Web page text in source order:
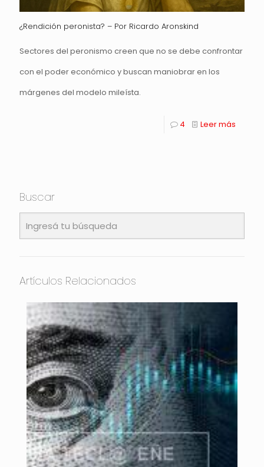
¿Rendición peronista? – Por Ricardo Aronskind
Sectores del peronismo creen que no se debe confrontar
con el poder económico y buscan maniobrar en los
márgenes del modelo mileísta.
4 Leer más
Buscar
Artículos Relacionados